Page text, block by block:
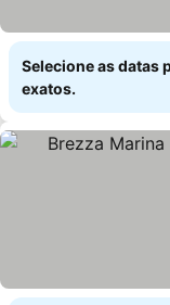
Selecione as datas
exatos.